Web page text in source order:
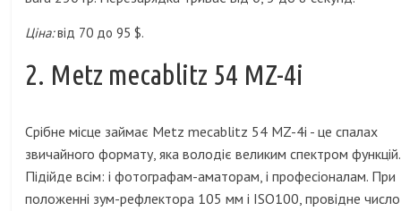
Ціна:від 70 до 95 $.
2. Metz mecablitz 54 MZ-4i
Срібне місце займає Metz mecablitz 54 MZ-4i - це спалах
звичайного формату, яка володіє великим спектром функцій.
Підійде всім: і фотографам-аматорам, і професіоналам. При
положенні зум-рефлектора 105 мм і ISO100, провідне число